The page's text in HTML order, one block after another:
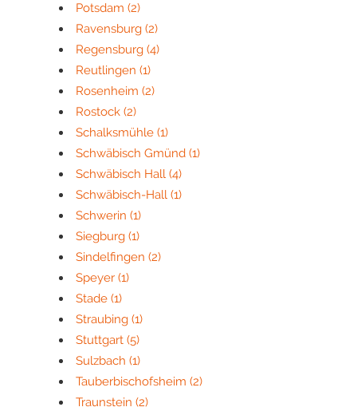
Potsdam (2)
Ravensburg (2)
Regensburg (4)
Reutlingen (1)
Rosenheim (2)
Rostock (2)
Schalksmühle (1)
Schwäbisch Gmünd (1)
Schwäbisch Hall (4)
Schwäbisch-Hall (1)
Schwerin (1)
Siegburg (1)
Sindelfingen (2)
Speyer (1)
Stade (1)
Straubing (1)
Stuttgart (5)
Sulzbach (1)
Tauberbischofsheim (2)
Traunstein (2)